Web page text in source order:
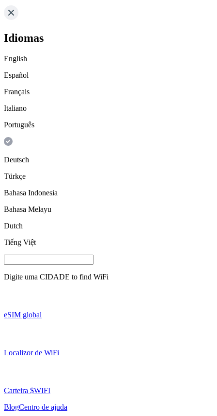
Idiomas
English
Español
Français
Italiano
Português
Deutsch
Türkçe
Bahasa Indonesia
Bahasa Melayu
Dutch
Tiếng Việt
Digite uma CIDADE to find WiFi
eSIM global
Localizor de WiFi
Carteira $WIFI
BlogCentro de ajuda